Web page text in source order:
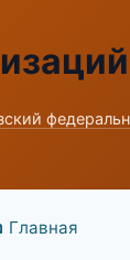
Главная